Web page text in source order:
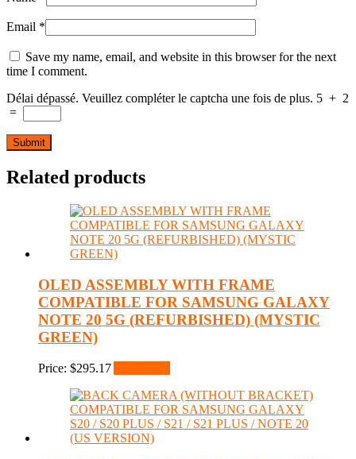
Email *
Save my name, email, and website in this browser for the next
time I comment.
Délai dépassé. Veuillez compléter le captcha une fois de plus. 5 + 2
=
Related products
OLED ASSEMBLY WITH FRAME
COMPATIBLE FOR SAMSUNG GALAXY
NOTE 20 5G (REFURBISHED) (MYSTIC
GREEN)
Price: $295.17